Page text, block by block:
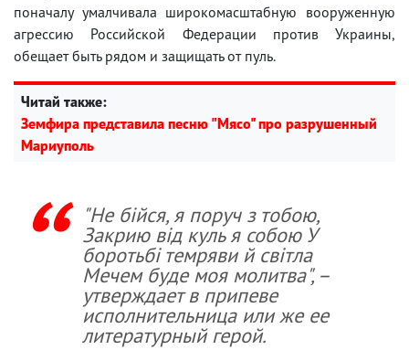
поначалу умалчивала широкомасштабную вооруженную
агрессию Российской Федерации против Украины,
обещает быть рядом и защищать от пуль.
Читай также:
Земфира представила песню "Мясо" про разрушенный
Мариуполь
"Не бійся, я поруч з тобою,
Закрию від куль я собою У
боротьбі темряви й світла
Мечем буде моя молитва", –
утверждает в припеве
исполнительница или же ее
литературный герой.